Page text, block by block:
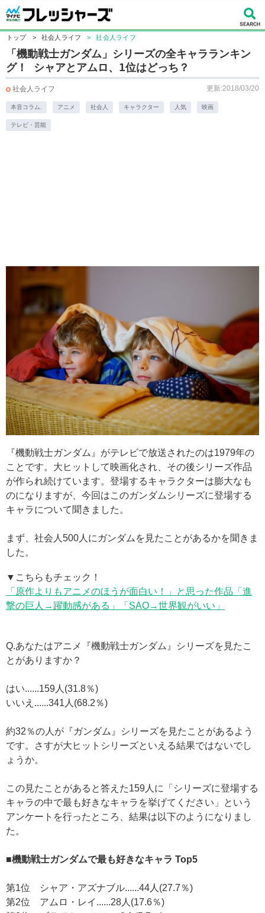
トップ > 社会人ライフ > 社会人ライフ
「機動戦士ガンダム」シリーズの全キャラランキン
グ！ シャアとアムロ、1位はどっち？
社会人ライフ 更新:2018/03/20
本音コラム. アニメ 社会人 キャラクター 人気 映画
テレビ・芸能
『機動戦士ガンダム』がテレビで放送されたのは1979年の
ことです。大ヒットして映画化され、その後シリーズ作品
が作られ続けています。登場するキャラクターは膨大なも
のになりますが、今回はこのガンダムシリーズに登場する
キャラについて聞きました。
まず、社会人500人にガンダムを見たことがあるかを聞きま
した。
▼こちらもチェック！
「原作よりもアニメのほうが面白い！」と思った作品「進
撃の巨人→躍動感がある」「SAO→世界観がいい」
Q.あなたはアニメ『機動戦士ガンダム』シリーズを見たこ
とがありますか？
はい......159人(31.8％)
いいえ......341人(68.2％)
約32％の人が『ガンダム』シリーズを見たことがあるよう
です。さすが大ヒットシリーズといえる結果ではないでし
ょうか。
この見たことがあると答えた159人に「シリーズに登場する
キャラの中で最も好きなキャラを挙げてください」という
アンケートを行ったところ、結果は以下のようになりまし
た。
■機動戦士ガンダムで最も好きなキャラ Top5
第1位 シャア・アズナブル......44人(27.7％)
第2位 アムロ・レイ......28人(17.6％)